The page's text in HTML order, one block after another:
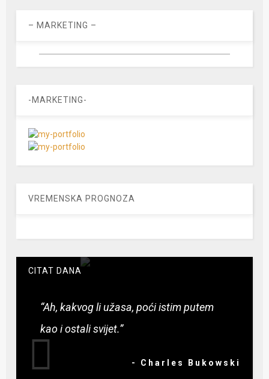
– MARKETING –
-MARKETING-
VREMENSKA PROGNOZA
CITAT DANA
“Ah, kakvog li užasa, poći istim putem
kao i ostali svijet.”
- Charles Bukowski